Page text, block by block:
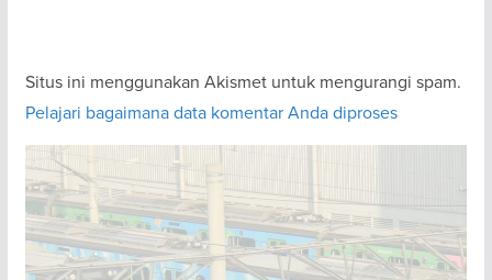
Situs ini menggunakan Akismet untuk mengurangi spam.
Pelajari bagaimana data komentar Anda diproses